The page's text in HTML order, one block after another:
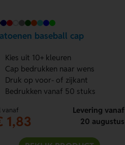
baseball cap
Kies uit 10+ kleuren
Cap bedrukken naar wens
Druk op voor- of zijkant
Bedrukken vanaf 50 stuks
vanaf
1,83
Levering vanaf
20 augustus